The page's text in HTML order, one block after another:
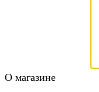
О магазине